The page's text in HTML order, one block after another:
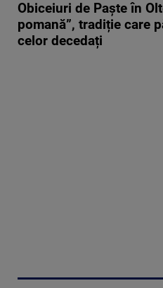
Obiceiuri de Paște în
pomană”, tradiție care
celor decedați